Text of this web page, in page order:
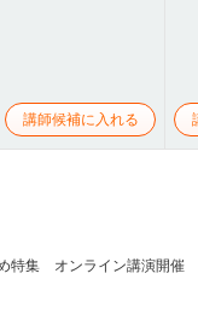
講師候補に入れる